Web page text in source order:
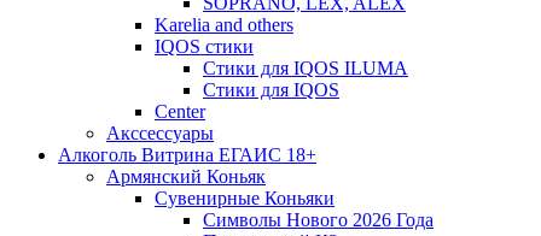
Karelia and others
IQOS стики
Стики для IQOS ILUMA
Стики для IQOS
Сenter
Акссессуары
Алкоголь Витрина ЕГАИС 18+
Армянский Коньяк
Сувенирные Коньяки
Символы Нового 2026 Года